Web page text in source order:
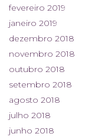
fevereiro 2019
janeiro 2019
dezembro 2018
novembro 2018
outubro 2018
setembro 2018
agosto 2018
julho 2018
junho 2018